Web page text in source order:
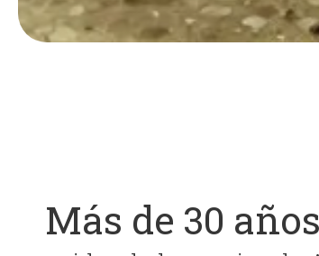
Más de 30 años